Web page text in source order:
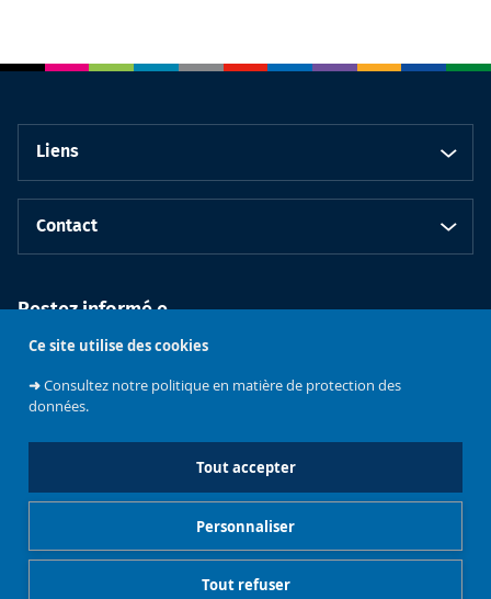
Ce site utilise des cookies
➜Consultez notre politique en matière de protection des
données.
Tout accepter
Tout refuser
Personnaliser
Liens
Contact
Restez informé.e
Faculté de
sociales
Université libre
de Bruxelles